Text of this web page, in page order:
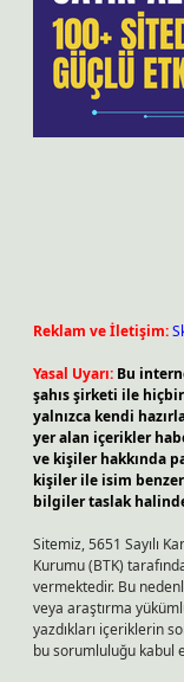
Reklam ve İletişim:
Yasal Uyarı: Bu
şahıs şirketi ile
yalnızca kendi
yer alan içerikler
ve kişiler hakkında
kişiler ile isim
bilgiler taslak
Sitemiz, 5651 Sayılı
Kurumu (BTK)
vermektedir. Bu
veya araştırma
yazdıkları içeriklerin
bu sorumluluğu kabul